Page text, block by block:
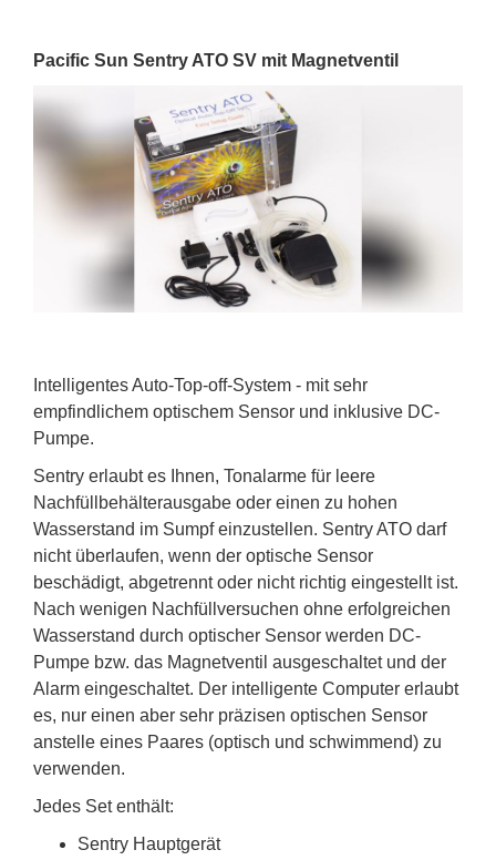
Pacific Sun Sentry ATO SV mit Magnetventil
Intelligentes Auto-Top-off-System - mit sehr
empfindlichem optischem Sensor und inklusive DC-
Pumpe.
Sentry erlaubt es Ihnen, Tonalarme für leere
Nachfüllbehälterausgabe oder einen zu hohen
Wasserstand im Sumpf einzustellen. Sentry ATO darf
nicht überlaufen, wenn der optische Sensor
beschädigt, abgetrennt oder nicht richtig eingestellt ist.
Nach wenigen Nachfüllversuchen ohne erfolgreichen
Wasserstand durch optischer Sensor werden DC-
Pumpe bzw. das Magnetventil ausgeschaltet und der
Alarm eingeschaltet. Der intelligente Computer erlaubt
es, nur einen aber sehr präzisen optischen Sensor
anstelle eines Paares (optisch und schwimmend) zu
verwenden.
Jedes Set enthält:
Sentry Hauptgerät